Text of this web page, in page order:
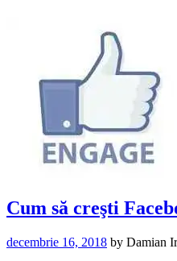
Cum să creşti
decembrie 16, 2018 by Damian